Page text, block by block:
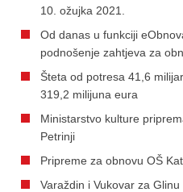
10. ožujka 2021.
Od danas u funkciji
podnošenje zahtjeva za
Šteta od potresa 41,6
319,2 milijuna eura
Ministarstvo kulture
Petrinji
Pripreme za obnovu OŠ
Varaždin i Vukovar za Glinu